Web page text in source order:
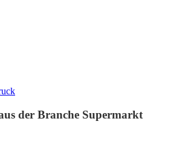
der Branche Supermarkt